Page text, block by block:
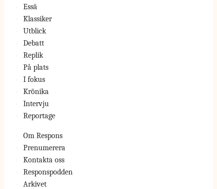
Essä
Klassiker
Utblick
Debatt
Replik
På plats
I fokus
Krönika
Intervju
Reportage
Om Respons
Prenumerera
Kontakta oss
Responspodden
Arkivet